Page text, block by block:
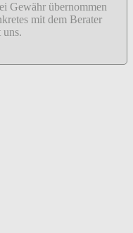
Gewähr übernommen
mit dem Berater
uns.